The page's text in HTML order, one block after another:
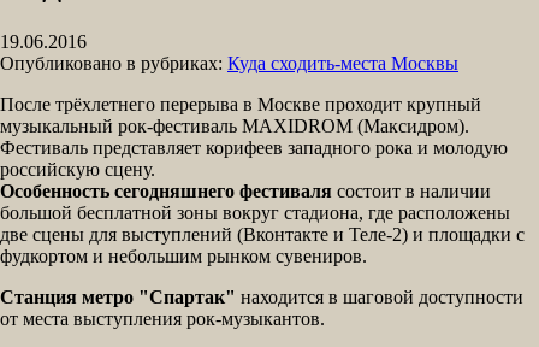
19.06.2016
Опубликовано в рубриках: Куда сходить-места Москвы
После трёхлетнего перерыва в Москве проходит крупный
музыкальный рок-фестиваль MAXIDROM (Максидром).
Фестиваль представляет корифеев западного рока и молодую
российскую сцену.
Особенность сегодняшнего фестиваля состоит в наличии
большой бесплатной зоны вокруг стадиона, где расположены
две сцены для выступлений (Вконтакте и Теле-2) и площадки с
фудкортом и небольшим рынком сувениров.
Станция метро "Спартак" находится в шаговой доступности
от места выступления рок-музыкантов.